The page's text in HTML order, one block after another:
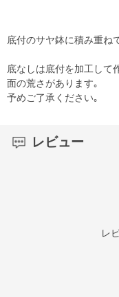
底付のサヤ鉢に積み重ね
底なしは底付を加工して
面の荒さがあります｡
予めご了承ください｡
レビュー
レ